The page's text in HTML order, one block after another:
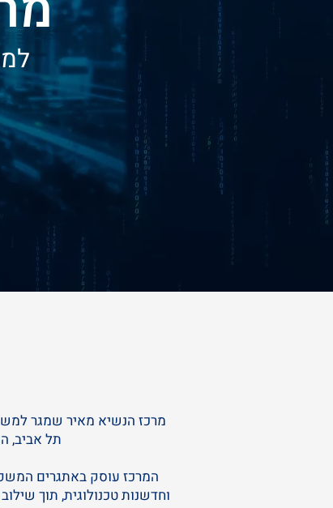
מרכז הנשיא מאיר שמגר
תל אביב,
המרכז עוסק באתגרים
וחדשנות טכנולוגית, תוך